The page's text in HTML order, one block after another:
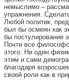
немыслимо –
упражнения.
Любой политик,
был бы осмеян как
бы постулирование
Почти все
этого. Ни один
этим и сами
благодаря
своей роли как в